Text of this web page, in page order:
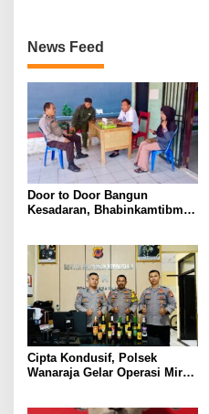
News Feed
Door to Door Bangun
Kesadaran, Bhabinkamtibmas
Kemerdekaan
Cipta Kondusif, Polsek
Wanaraja Gelar Operasi Miras